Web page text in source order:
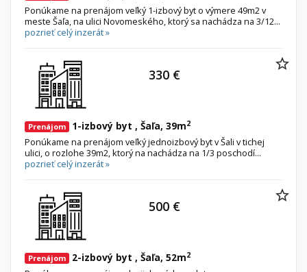
Ponúkame na prenájom veľký 1-izbový byt o výmere 49m2 v
meste Šaľa, na ulici Novomeského, ktorý sa nachádza na 3/12...
pozrieť celý inzerát »
Prenájom 1-izbový byt , Šaľa, 39m2
Ponúkame na prenájom veľký jednoizbový byt v Šali v tichej
ulici, o rozlohe 39m2, ktorý na nachádza na 1/3 poschodí...
pozrieť celý inzerát »
330 €
Prenájom 2-izbový byt , Šaľa, 52m2
500 €